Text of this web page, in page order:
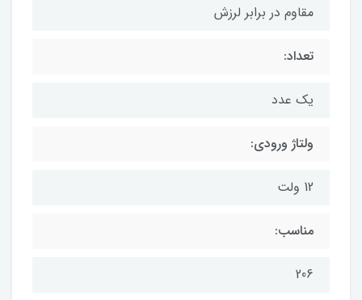
مقاوم در برابر لرزش
تعداد:
یک عدد
ولتاژ ورودی:
12 ولت
مناسب:
206